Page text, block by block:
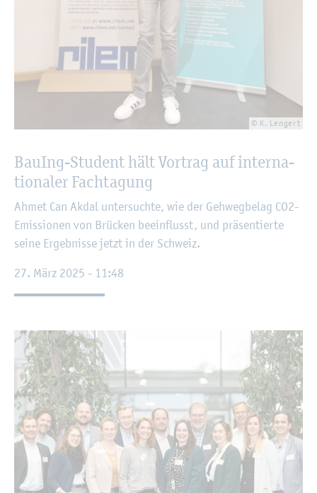
© K. Len­gert
Bau­Ing-Stu­dent hält Vor­trag auf in­ter­na­
tio­na­ler Fach­ta­gung
Ahmet Can Akdal un­ter­such­te, wie der Geh­weg­be­lag CO2-
Emis­sio­nen von Brü­cken be­ein­flusst, und prä­sen­tier­te
seine Er­geb­nis­se jetzt in der Schweiz.
27. März 2025 - 11:48